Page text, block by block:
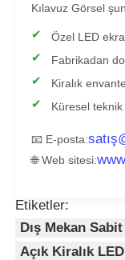
Kılavuz Görsel
Özel LED
Fabrikadan
Kiralık
Küresel teknik
📧 E-posta:
🌐 Web sitesi:
Etiketler:
Dış Mekan
Açık Kiralık